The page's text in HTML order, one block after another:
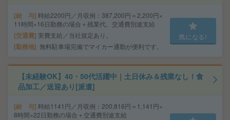
給 与 時給2200円／月収例：387,200円＝2,200円×
11時間×16日勤務の場合＋残業代、交通費別途支給
交通費 実費支給／当社規定あり。
勤務地 無料駐車場完備でマイカー通勤が便利です。
気になる!
【未経験OK】40・50代活躍中｜土日休み＆残業なし！食
品加工／送迎あり[派遣]
給 与 時給1141円／月収例：200,816円＝1,141円×
8時間×22日勤務の場合＋交通費別途支給